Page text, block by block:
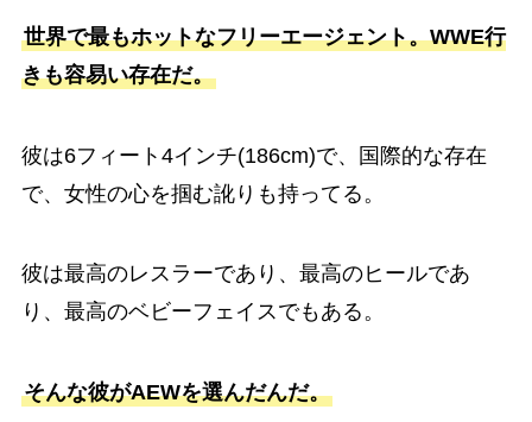
世界で最もホットなフリーエージェント。WWE行
きも容易い存在だ。
彼は6フィート4インチ(186cm)で、国際的な存在
で、女性の心を掴む訛りも持ってる。
彼は最高のレスラーであり、最高のヒールであ
り、最高のベビーフェイスでもある。
そんな彼がAEWを選んだんだ。